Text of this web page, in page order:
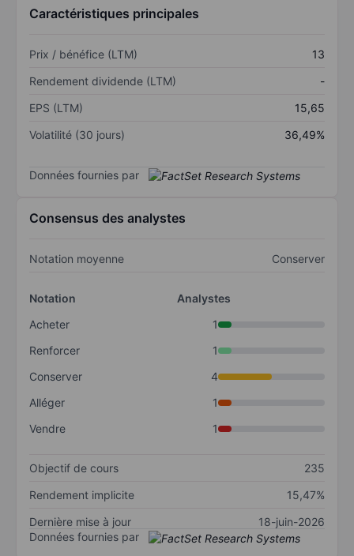
Caractéristiques principales
Prix / bénéfice (LTM)
13
Rendement dividende (LTM)
-
EPS (LTM)
15,65
Volatilité (30 jours)
36,49%
Données fournies par
Consensus des analystes
Notation moyenne Conserver
Notation
Analystes
Acheter
1
Renforcer
1
Conserver
4
Alléger
1
Vendre
1
Objectif de cours
235
Rendement implicite
15,47%
Dernière mise à jour
18-juin-2026
Données fournies par